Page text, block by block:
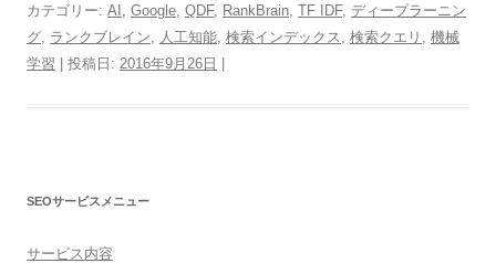
カテゴリー: AI , Google, QDF, RankBrain, TF IDF, ディープラーニン
グ, ランクブレイン, 人工知能, 検索インデックス , 検索クエリ , 機械
学習 | 投稿日: 2016年9月26日
SEOサービスメニュー
サービス内容